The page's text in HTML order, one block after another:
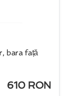
bara față
610 RON